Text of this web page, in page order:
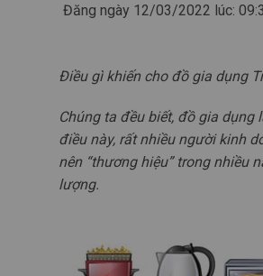
Đăng ngày 12/03/2022 lúc:
Điều gì khiến cho đồ gia dụng
Chúng ta đều biết, đồ gia
điều này, rất nhiều người kinh
nên “thương hiệu” trong nhiều
lượng.